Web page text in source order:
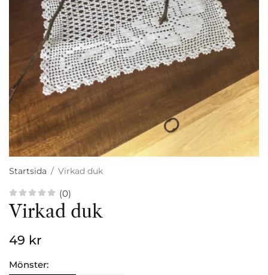
Startsida / Virkad duk
(0)
Virkad duk
49 kr
Mönster: